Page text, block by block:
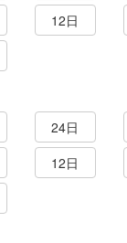
12日
24日
12日